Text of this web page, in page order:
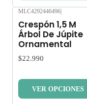
MLC4292446496|
Crespón 1,5 M
Árbol De Júpite
Ornamental
$22.990
VER OPCIONES